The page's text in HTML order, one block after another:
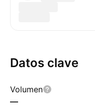
Datos clave
Volumen
—